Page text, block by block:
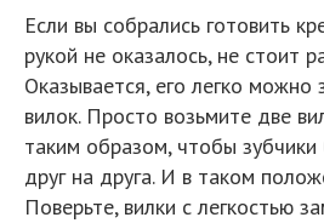
Если вы собрались готовить
рукой не оказалось, не стоит
Оказывается, его легко
вилок. Просто возьмите две
таким образом, чтобы
друг на друга. И в таком
Поверьте, вилки с легкостью